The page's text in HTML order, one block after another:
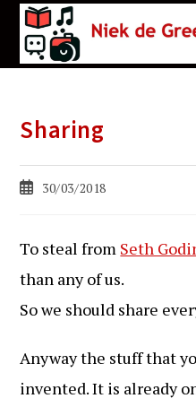
Sharing
Bericht30/03/2018
To steal from Seth
than any of us.
So we should share
Anyway the stuff that
invented. It is already